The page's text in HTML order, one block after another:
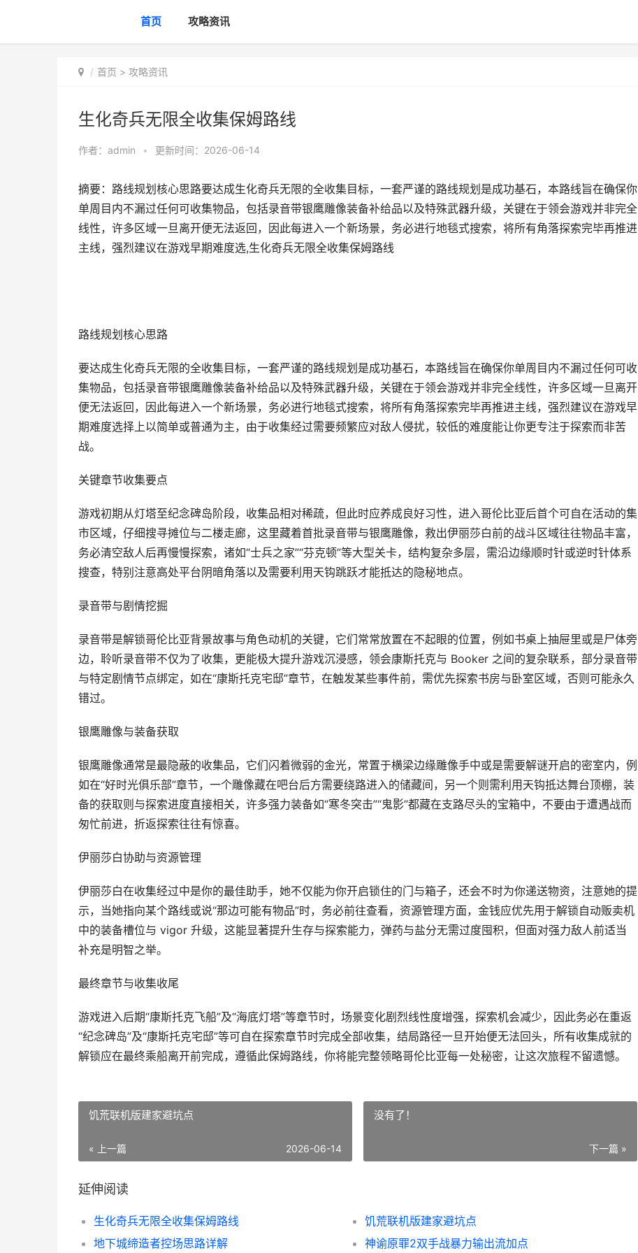
首页 攻略资讯
首页 > 攻略资讯
生化奇兵无限全收集保姆路线
作者： admin • 更新时间：2026-06-14
摘要：路线规划核心思路要达成生化奇兵无限的全收集目标，一套严谨的路线规划是成功基石，本路线旨在确保你
单周目内不漏过任何可收集物品，包括录音带银鹰雕像装备补给品以及特殊武器升级，关键在于领会游戏并非完全
线性，许多区域一旦离开便无法返回，因此每进入一个新场景，务必进行地毯式搜索，将所有角落探索完毕再推进
主线，强烈建议在游戏早期难度选,生化奇兵无限全收集保姆路线
路线规划核心思路
要达成生化奇兵无限的全收集目标，一套严谨的路线规划是成功基石，本路线旨在确保你单周目内不漏过任何可收
集物品，包括录音带银鹰雕像装备补给品以及特殊武器升级，关键在于领会游戏并非完全线性，许多区域一旦离开
便无法返回，因此每进入一个新场景，务必进行地毯式搜索，将所有角落探索完毕再推进主线，强烈建议在游戏早
期难度选择上以简单或普通为主，由于收集经过需要频繁应对敌人侵扰，较低的难度能让你更专注于探索而非苦
战。
关键章节收集要点
游戏初期从灯塔至纪念碑岛阶段，收集品相对稀疏，但此时应养成良好习性，进入哥伦比亚后首个可自在活动的集
市区域，仔细搜寻摊位与二楼走廊，这里藏着首批录音带与银鹰雕像，救出伊丽莎白前的战斗区域往往物品丰富，
务必清空敌人后再慢慢探索，诸如“士兵之家”“芬克顿”等大型关卡，结构复杂多层，需沿边缘顺时针或逆时针体系
搜查，特别注意高处平台阴暗角落以及需要利用天钩跳跃才能抵达的隐秘地点。
录音带与剧情挖掘
录音带是解锁哥伦比亚背景故事与角色动机的关键，它们常常放置在不起眼的位置，例如书桌上抽屉里或是尸体旁
边，聆听录音带不仅为了收集，更能极大提升游戏沉浸感，领会康斯托克与 Booker 之间的复杂联系，部分录音带
与特定剧情节点绑定，如在“康斯托克宅邸”章节，在触发某些事件前，需优先探索书房与卧室区域，否则可能永久
错过。
银鹰雕像与装备获取
银鹰雕像通常是最隐蔽的收集品，它们闪着微弱的金光，常置于横梁边缘雕像手中或是需要解谜开启的密室内，例
如在“好时光俱乐部”章节，一个雕像藏在吧台后方需要绕路进入的储藏间，另一个则需利用天钩抵达舞台顶棚，装
备的获取则与探索进度直接相关，许多强力装备如“寒冬突击”“鬼影”都藏在支路尽头的宝箱中，不要由于遭遇战而
匆忙前进，折返探索往往有惊喜。
伊丽莎白协助与资源管理
伊丽莎白在收集经过中是你的最佳助手，她不仅能为你开启锁住的门与箱子，还会不时为你递送物资，注意她的提
示，当她指向某个路线或说“那边可能有物品”时，务必前往查看，资源管理方面，金钱应优先用于解锁自动贩卖机
中的装备槽位与 vigor 升级，这能显著提升生存与探索能力，弹药与盐分无需过度囤积，但面对强力敌人前适当
补充是明智之举。
最终章节与收集收尾
游戏进入后期“康斯托克飞船”及“海底灯塔”等章节时，场景变化剧烈线性度增强，探索机会减少，因此务必在重返
“纪念碑岛”及“康斯托克宅邸”等可自在探索章节时完成全部收集，结局路径一旦开始便无法回头，所有收集成就的
解锁应在最终乘船离开前完成，遵循此保姆路线，你将能完整领略哥伦比亚每一处秘密，让这次旅程不留遗憾。
饥荒联机版建家避坑点
« 上一篇 2026-06-14
没有了！
下一篇 »
延伸阅读
生化奇兵无限全收集保姆路线
饥荒联机版建家避坑点
地下城缔造者控场思路详解
神谕原罪2双手战暴力输出流加点